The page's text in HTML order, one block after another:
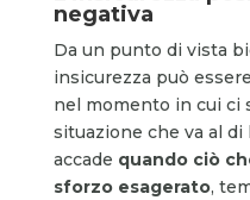
negativa
Da un punto di vista
insicurezza può
nel momento in cui ci
situazione che va al
accade quando ciò
sforzo esagerato,